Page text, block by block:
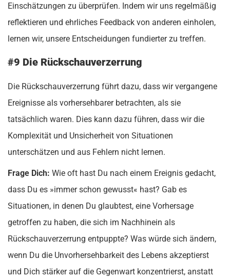
Einschätzungen zu überprüfen. Indem wir uns regelmäßig
reflektieren und ehrliches Feedback von anderen einholen,
lernen wir, unsere Entscheidungen fundierter zu treffen.
#9 Die Rückschauverzerrung
Die Rückschauverzerrung führt dazu, dass wir vergangene
Ereignisse als vorhersehbarer betrachten, als sie
tatsächlich waren. Dies kann dazu führen, dass wir die
Komplexität und Unsicherheit von Situationen
unterschätzen und aus Fehlern nicht lernen.
Frage Dich: Wie oft hast Du nach einem Ereignis gedacht,
dass Du es »immer schon gewusst« hast? Gab es
Situationen, in denen Du glaubtest, eine Vorhersage
getroffen zu haben, die sich im Nachhinein als
Rückschauverzerrung entpuppte? Was würde sich ändern,
wenn Du die Unvorhersehbarkeit des Lebens akzeptierst
und Dich stärker auf die Gegenwart konzentrierst, anstatt